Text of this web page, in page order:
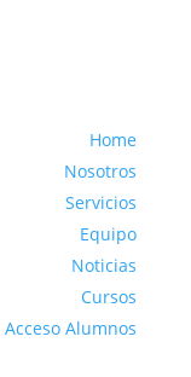
Home
Nosotros
Servicios
Equipo
Noticias
Cursos
Acceso Alumnos